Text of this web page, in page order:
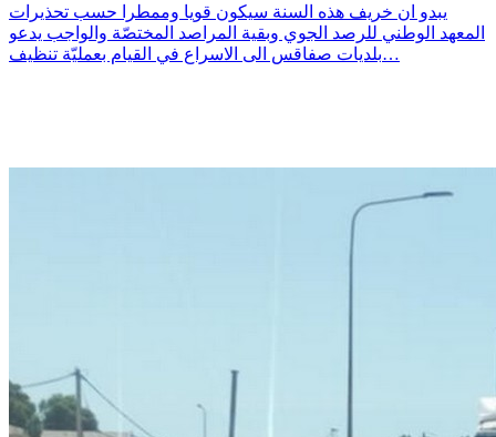
يبدو ان خريف هذه السنة سيكون قويا وممطرا حسب تحذيرات
المعهد الوطني للرصد الجوي وبقية المراصد المختصّة والواجب يدعو
بلديات صفاقس الى الاسراع في القيام بعمليّة تنظيف…